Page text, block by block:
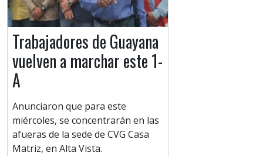
Trabajadores de Guayana
vuelven a marchar este 1-
A
Anunciaron que para este
miércoles, se concentrarán en las
afueras de la sede de CVG Casa
Matriz, en Alta Vista.